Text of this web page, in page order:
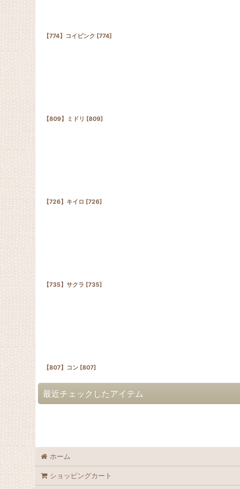
【774】コイピンク [774]
【809】ミドリ [809]
【726】キイロ [726]
【735】サクラ [735]
【807】コン [807]
最近チェックしたアイテム
ホーム
ショッピングカート